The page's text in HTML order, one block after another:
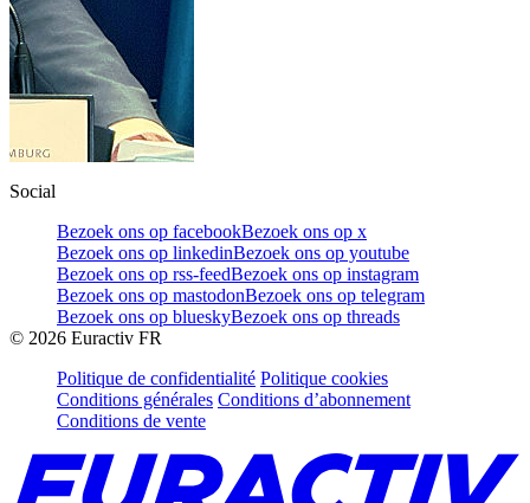
Social
Bezoek ons op facebookBezoek ons op x
Bezoek ons op linkedinBezoek ons op youtube
Bezoek ons op rss-feedBezoek ons op instagram
Bezoek ons op mastodonBezoek ons op telegram
Bezoek ons op blueskyBezoek ons op threads
© 2026 Euractiv FR
Politique de confidentialité Politique cookies
Conditions générales Conditions d’abonnement
Conditions de vente